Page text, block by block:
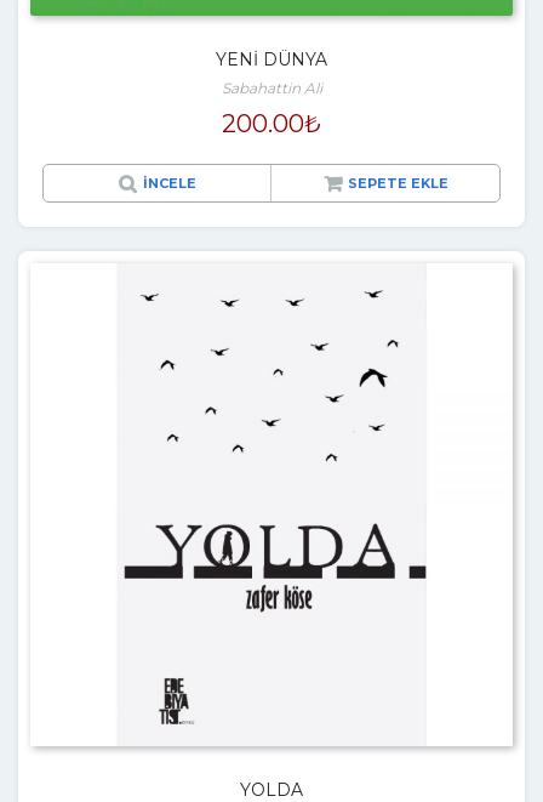
YENİ DÜNYA
Sabahattin Ali
200.00₺
İNCELE SEPETE EKLE
YOLDA